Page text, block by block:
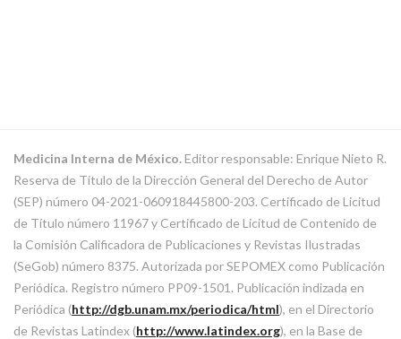
Medicina Interna de México.Editor responsable: Enrique Nieto R.
Reserva de Título de la Dirección General del Derecho de Autor
(SEP) número 04-2021-060918445800-203. Certificado de Licitud
de Título número 11967 y Certificado de Licitud de Contenido de
la Comisión Calificadora de Publicaciones y Revistas Ilustradas
(SeGob) número 8375. Autorizada por SEPOMEX como Publicación
Periódica. Registro número PP09-1501. Publicación indizada en
Periódica (http://dgb.unam.mx/periodica/html), en el Directorio
de Revistas Latindex (http://www.latindex.org), en la Base de